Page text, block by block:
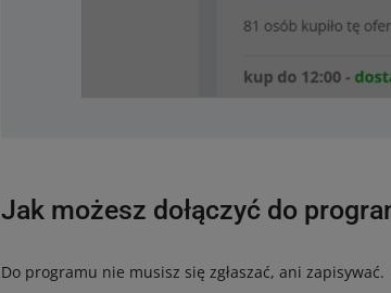
Jak możesz dołączyć do
Do programu nie musisz się zgłaszać, ani zapisywać.